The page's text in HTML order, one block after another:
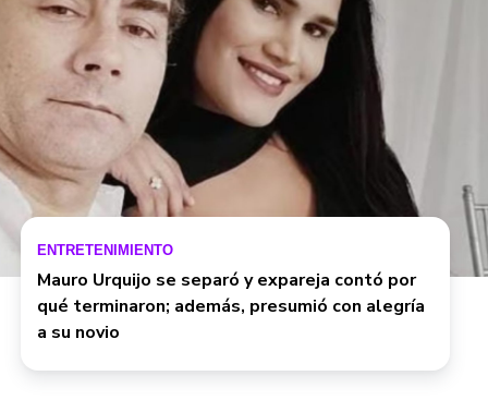
ENTRETENIMIENTO
Mauro Urquijo se separó y expareja contó por
qué terminaron; además, presumió con alegría
a su novio